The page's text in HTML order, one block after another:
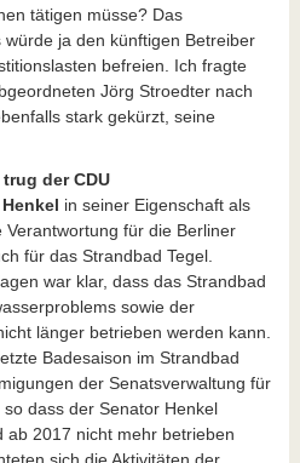
tätigen müsse? Das
ja den künftigen Betreiber
befreien. Ich fragte
Jörg Stroedter nach
stark gekürzt, seine
der CDU
in seiner Eigenschaft als
für die Berliner
für das Strandbad Tegel.
war klar, dass das Strandbad
sowie der
länger betrieben werden kann.
Badesaison im Strandbad
der Senatsverwaltung für
dass der Senator Henkel
ab 2017 nicht mehr betrieben